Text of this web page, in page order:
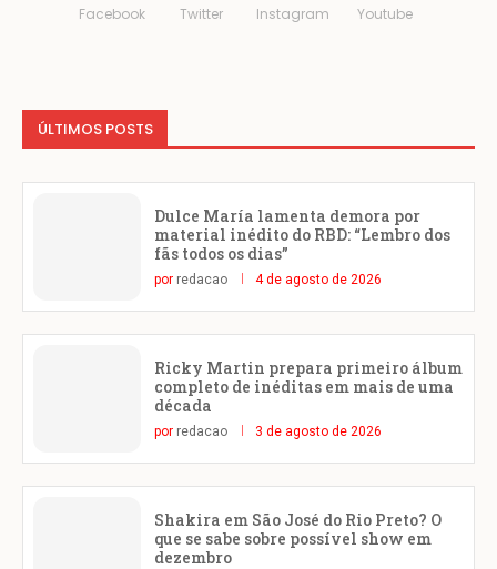
Facebook Twitter Instagram Youtube
ÚLTIMOS POSTS
Dulce María lamenta demora por
material inédito do RBD: “Lembro dos
fãs todos os dias”
por redacao 4 de agosto de 2026
Ricky Martin prepara primeiro álbum
completo de inéditas em mais de uma
década
por redacao 3 de agosto de 2026
Shakira em São José do Rio Preto? O
que se sabe sobre possível show em
dezembro